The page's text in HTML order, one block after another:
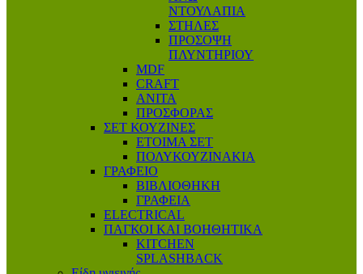
ΝΤΟΥΛΑΠΙΑ
ΣΤΗΛΕΣ
ΠΡΟΣΟΨΗ
ΠΛΥΝΤΗΡΙΟΥ
MDF
CRAFT
ANITA
ΠΡΟΣΦΟΡΑΣ
ΣΕΤ ΚΟΥΖΙΝΕΣ
ΕΤΟΙΜΑ ΣΕΤ
ΠΟΛΥΚΟΥΖΙΝΑΚΙΑ
ΓΡΑΦΕΙΟ
ΒΙΒΛΙΟΘΗΚΗ
ΓΡΑΦΕΙΑ
ELECTRICAL
ΠΑΓΚΟΙ ΚΑΙ ΒΟΗΘΗΤΙΚΑ
KITCHEN
SPLASHBACK